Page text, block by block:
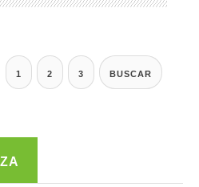
1 2 3 BUSCAR